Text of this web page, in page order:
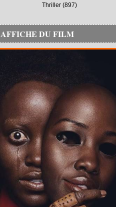
Thriller (897)
AFFICHE DU FILM